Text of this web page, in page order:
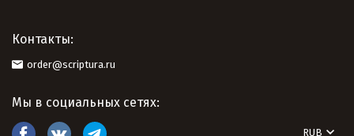
Контакты:
order@scriptura.ru
Мы в социальных сетях:
RUB